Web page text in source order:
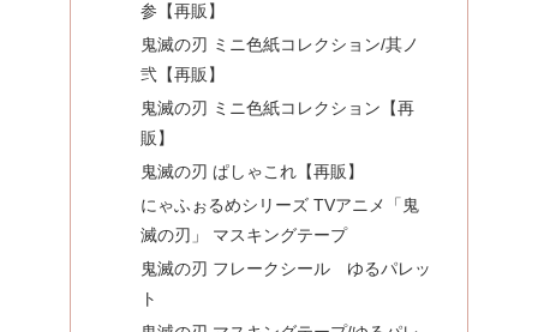
参【再販】
鬼滅の刃 ミニ色紙コレクション/其ノ
弐【再販】
鬼滅の刃 ミニ色紙コレクション【再
販】
鬼滅の刃 ぱしゃこれ【再販】
にゃふぉるめシリーズ TVアニメ「鬼
滅の刃」 マスキングテープ
鬼滅の刃 フレークシール ゆるパレッ
ト